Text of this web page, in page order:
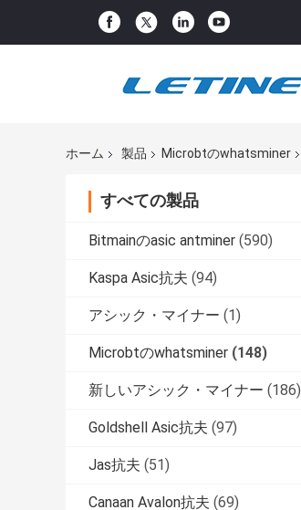
ホーム 製品 Microbtのwhatsminer
すべての製品
Bitmainのasic antminer (590)
Kaspa Asic抗夫 (94)
アシック・マイナー (1)
Microbtのwhatsminer (148)
新しいアシック・マイナー (186)
Goldshell Asic抗夫 (97)
Jas抗夫 (51)
Canaan Avalon抗夫 (69)